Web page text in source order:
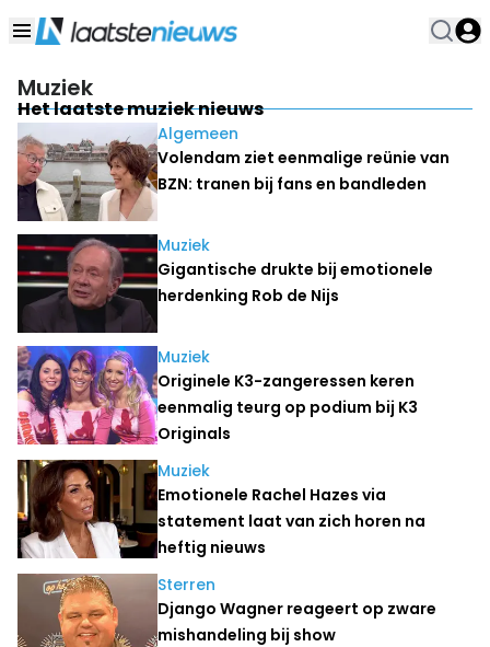
Muziek
Het laatste muziek nieuws
Algemeen
Volendam ziet eenmalige reünie van
BZN: tranen bij fans en bandleden
Muziek
Gigantische drukte bij emotionele
herdenking Rob de Nijs
Muziek
Originele K3-zangeressen keren
eenmalig teurg op podium bij K3
Originals
Muziek
Emotionele Rachel Hazes via
statement laat van zich horen na
heftig nieuws
Sterren
Django Wagner reageert op zware
mishandeling bij show